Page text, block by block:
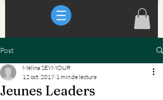
Post
Jeunes Leaders
Mélina SEYMOUR
12 oct. 2017 1 min de lecture